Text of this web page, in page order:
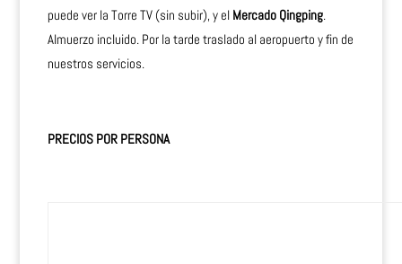
puede ver la Torre TV (sin subir), y el Mercado Qingping.
Almuerzo incluido. Por la tarde traslado al aeropuerto y fin de
nuestros servicios.
PRECIOS POR PERSONA